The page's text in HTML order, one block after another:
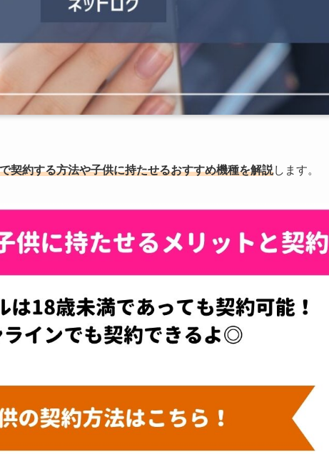
契約する方法や子供に持たせるおすすめ機種を解説します。